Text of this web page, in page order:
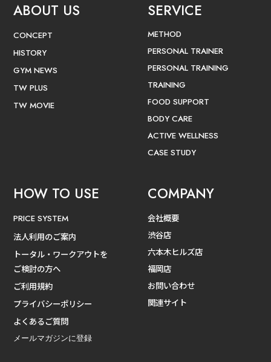
ABOUT US
CONCEPT
HISTORY
GYM NEWS
TW PLUS
TW MOVIE
SERVICE
METHOD
PERSONAL TRAINER
PERSONAL TRAINING
TRAINING
FOOD SUPPORT
BODY CARE
ACTIVE WELLNESS
CASE STUDY
HOW TO USE
PRICE SYSTEM
法人利用のご案内
トータル・ワークアウトを
ご検討の方へ
ご利用規約
プライバシーポリシー
よくあるご質問
メールマガジンに登録
COMPANY
会社概要
渋谷店
六本木ヒルズ店
福岡店
お問い合わせ
関連サイト